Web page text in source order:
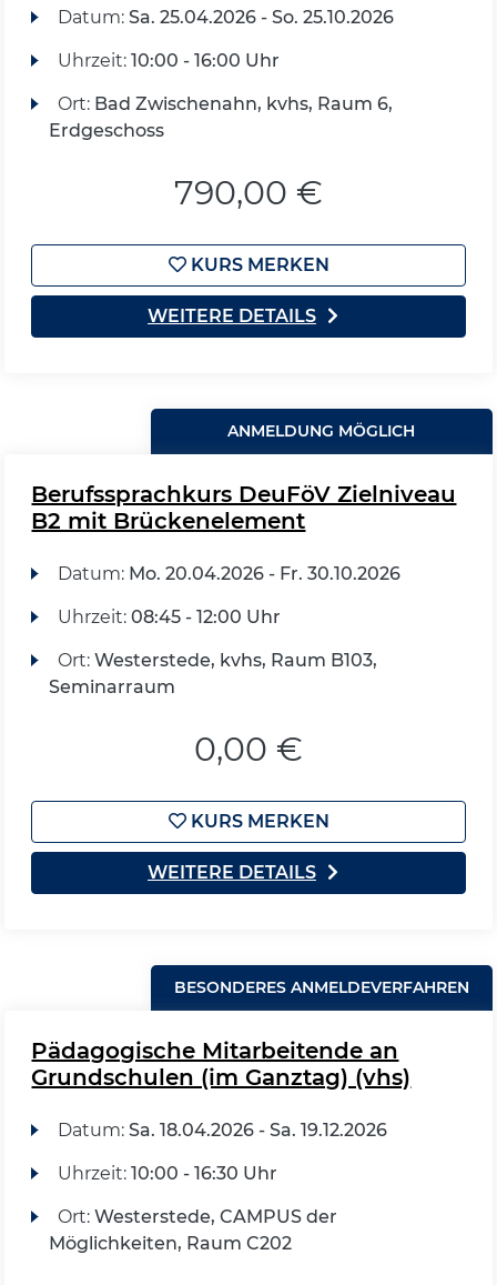
Datum: Sa. 25.04.2026 - So. 25.10.2026
Uhrzeit: 10:00 - 16:00 Uhr
Ort: Bad Zwischenahn, kvhs, Raum 6,
Erdgeschoss
790,00 €
KURS MERKEN
WEITERE DETAILS
ANMELDUNG MÖGLICH
Berufssprachkurs DeuFöV Zielniveau
B2 mit Brückenelement
Datum: Mo. 20.04.2026 - Fr. 30.10.2026
Uhrzeit: 08:45 - 12:00 Uhr
Ort: Westerstede, kvhs, Raum B103,
Seminarraum
0,00 €
KURS MERKEN
WEITERE DETAILS
BESONDERES ANMELDEVERFAHREN
Pädagogische Mitarbeitende an
Grundschulen (im Ganztag) (vhs)
Datum: Sa. 18.04.2026 - Sa. 19.12.2026
Uhrzeit: 10:00 - 16:30 Uhr
Ort: Westerstede, CAMPUS der
Möglichkeiten, Raum C202